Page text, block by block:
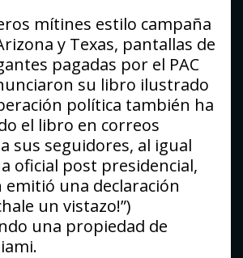
mítines estilo campaña
y Texas, pantallas de
pagadas por el PAC
su libro ilustrado
política también ha
el libro en correos
sus seguidores, al igual
oficial post presidencial,
una declaración
un vistazo!”)
una propiedad de